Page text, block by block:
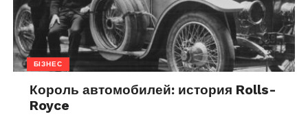
БІЗНЕС
Король автомобилей: история Rolls-
Royce